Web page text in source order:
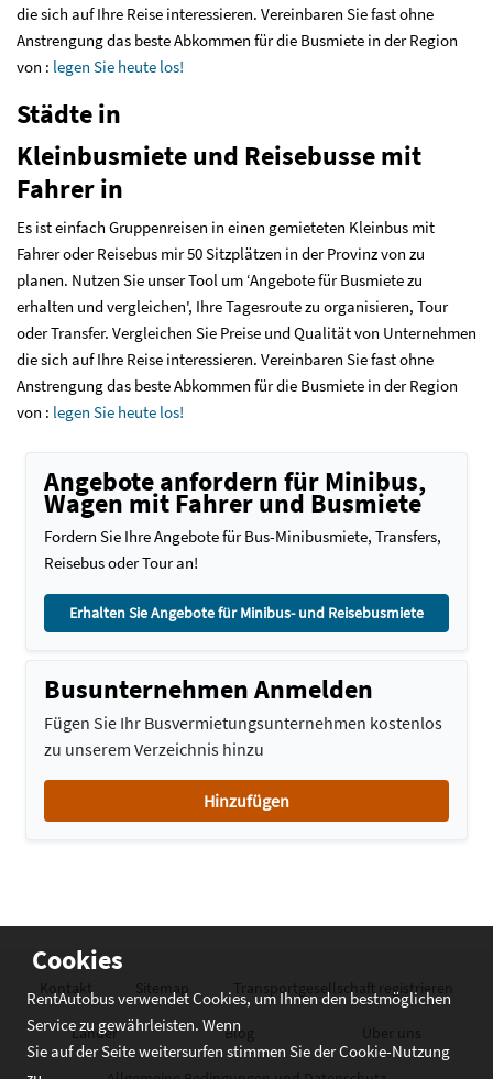
Cookies
RentAutobus verwendet Cookies, um Ihnen den bestmöglichen
Service zu gewährleisten. Wenn
Sie auf der Seite weitersurfen stimmen Sie der Cookie-Nutzung
die sich auf Ihre Reise interessieren. Vereinbaren Sie fast ohne
Anstrengung das beste Abkommen für die Busmiete in der Region
von : legen Sie heute los!
Städte in
Kleinbusmiete und Reisebusse mit
Fahrer in
Es ist einfach Gruppenreisen in einen gemieteten Kleinbus mit
Fahrer oder Reisebus mir 50 Sitzplätzen in der Provinz von zu
planen. Nutzen Sie unser Tool um ‘Angebote für Busmiete zu
erhalten und vergleichen', Ihre Tagesroute zu organisieren, Tour
oder Transfer. Vergleichen Sie Preise und Qualität von Unternehmen
die sich auf Ihre Reise interessieren. Vereinbaren Sie fast ohne
Anstrengung das beste Abkommen für die Busmiete in der Region
von : legen Sie heute los!
Angebote anfordern für Minibus,
Wagen mit Fahrer und Busmiete
Fordern Sie Ihre Angebote für Bus-Minibusmiete, Transfers,
Reisebus oder Tour an!
Erhalten Sie Angebote für Minibus- und Reisebusmiete
Busunternehmen Anmelden
Fügen Sie Ihr Busvermietungsunternehmen kostenlos
zu unserem Verzeichnis hinzu
Hinzufügen
Kontakt Sitemap Transportgesellschaft registrieren
Länder Blog Über uns